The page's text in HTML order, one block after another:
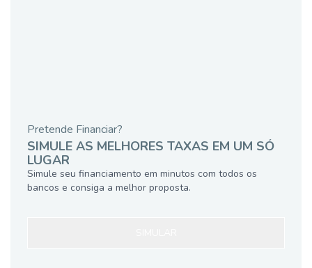
Pretende Financiar?
SIMULE AS MELHORES TAXAS EM UM SÓ
LUGAR
Simule seu financiamento em minutos com todos os
bancos e consiga a melhor proposta.